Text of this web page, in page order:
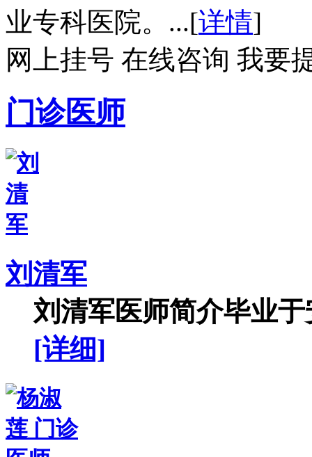
业专科医院。...[详情]
网上挂号 在线咨询 我要
门诊医师
刘清军
刘清军医师简介毕业
[详细]